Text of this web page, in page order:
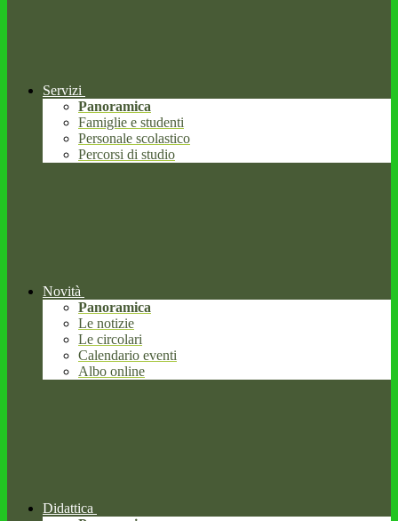
Servizi
Panoramica
Famiglie e studenti
Personale scolastico
Percorsi di studio
Novità
Panoramica
Le notizie
Le circolari
Calendario eventi
Albo online
Didattica